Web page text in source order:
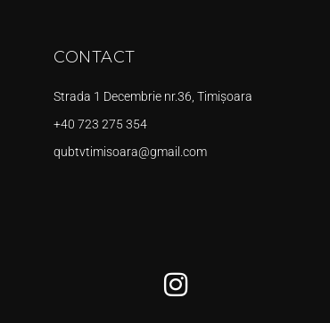
CONTACT
Strada 1 Decembrie nr.36, Timișoara
+40 723 275 354
qubtvtimisoara@gmail.com